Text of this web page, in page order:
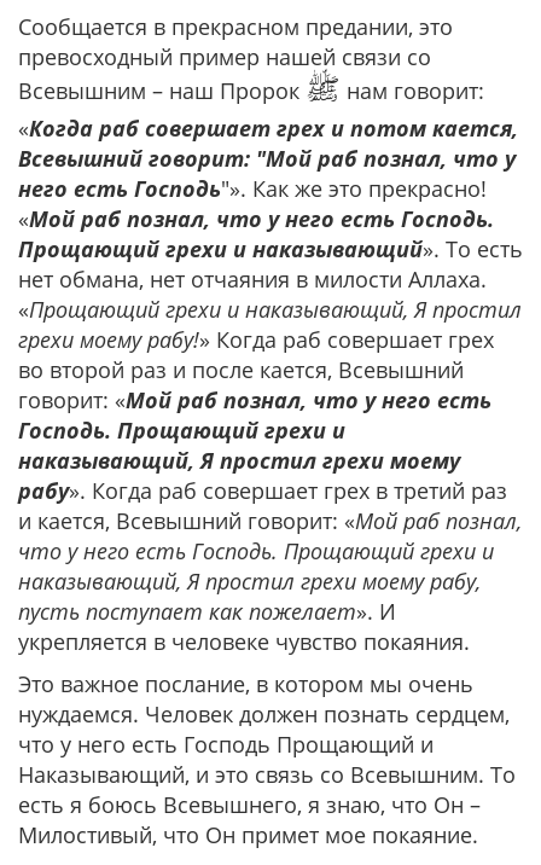
Сообщается в прекрасном предании, это
превосходный пример нашей связи со
Всевышним – наш Пророк ﷺ нам говорит:
«Когда раб совершает грех и потом кается,
Всевышний говорит: "Мой раб познал, что у
него есть Господь"». Как же это прекрасно!
«Мой раб познал, что у него есть Господь.
Прощающий грехи и наказывающий». То есть
нет обмана, нет отчаяния в милости Аллаха.
«Прощающий грехи и наказывающий, Я простил
грехи моему рабу!» Когда раб совершает грех
во второй раз и после кается, Всевышний
говорит: «Мой раб познал, что у него есть
Господь. Прощающий грехи и
наказывающий, Я простил грехи моему
рабу». Когда раб совершает грех в третий раз
и кается, Всевышний говорит: «Мой раб познал,
что у него есть Господь. Прощающий грехи и
наказывающий, Я простил грехи моему рабу,
пусть поступает как пожелает». И
укрепляется в человеке чувство покаяния.
Это важное послание, в котором мы очень
нуждаемся. Человек должен познать сердцем,
что у него есть Господь Прощающий и
Наказывающий, и это связь со Всевышним. То
есть я боюсь Всевышнего, я знаю, что Он –
Милостивый, что Он примет мое покаяние.